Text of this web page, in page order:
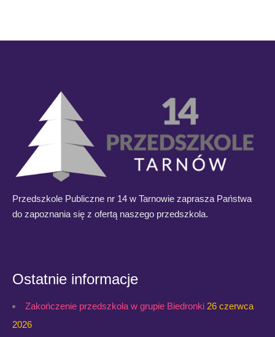
Przedszkole Publiczne nr 14 w Tarnowie zaprasza Państwa
do zapoznania się z ofertą naszego przedszkola.
Ostatnie informacje
Zakończenie przedszkola w grupie Biedronki 26 czerwca
2026